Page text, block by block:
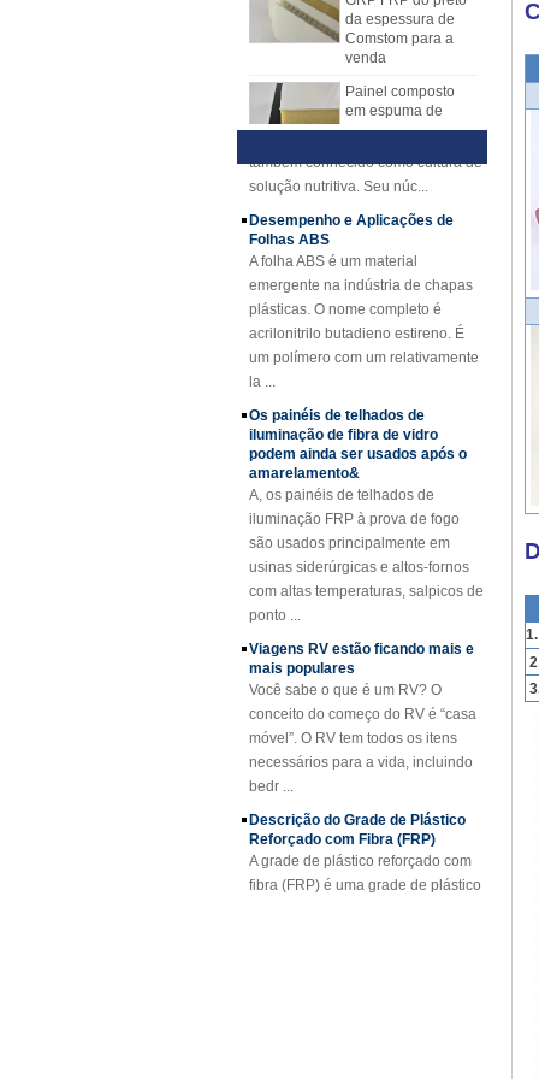
Comstom para a
venda
Painel composto
em espuma de
poliuretano
reforçado com fibra
para reboques
A fibra de vidro
côncava amarela
25mm reforçou o
FRP
Perfis de FRP de
reforçado com fibra
Folha de cobertura
revestida de fibra
de vidro reforçada
em gel revestida de
gel FRP
SMC BMC Fibra De
Vidro Resina
Composto FRP
etc.,
FRP substituiu gradualmente
a folha de disposição manual.
A folha de mecanismo do FRP tem
muitas vantagens sobre o lay-up
manual. A placa do mecanismo
FRP tem qualidade estável
rentável, limpa e brilhante.
Técnica e Vantagens da Visão
Geral de Hidroponia
HidropônicaHidroponia é um novo
tipo de método de cultura sem solo,
solução nutritiva. Seu núc...
Desempenho e Aplicações de
Folhas ABS
A folha ABS é um material
emergente na indústria de chapas
plásticas. O nome completo é
acrilonitrilo butadieno estireno. É
um polímero com um relativamente
la ...
Os painéis de telhados de
iluminação de fibra de vidro
podem ainda ser usados ​​após o
amarelamento&
A, os painéis de telhados de
iluminação FRP à prova de fogo
são usados ​​principalmente em
usinas siderúrgicas e altos-fornos
com altas temperaturas, salpicos de
ponto ...
Viagens RV estão ficando mais e
mais populares
Você sabe o que é um RV? O
conceito do começo do RV é “casa
móvel”. O RV tem todos os itens
necessários para a vida, incluindo
bedr ...
Descrição do Grade de Plástico
Reforçado com Fibra (FRP)
A grade de plástico reforçado com
fibra (FRP) é uma grade de plástico
reforçada com fibra de vidro